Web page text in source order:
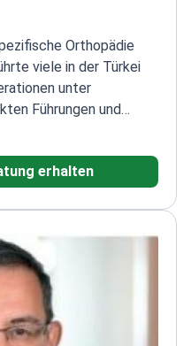
Orthopädie
viele in der Türkei
unter
Führungen und
1.100
Mehmet Ali
und
an der Gazi-
erhalten